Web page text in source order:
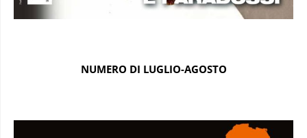
NUMERO DI LUGLIO-AGOSTO